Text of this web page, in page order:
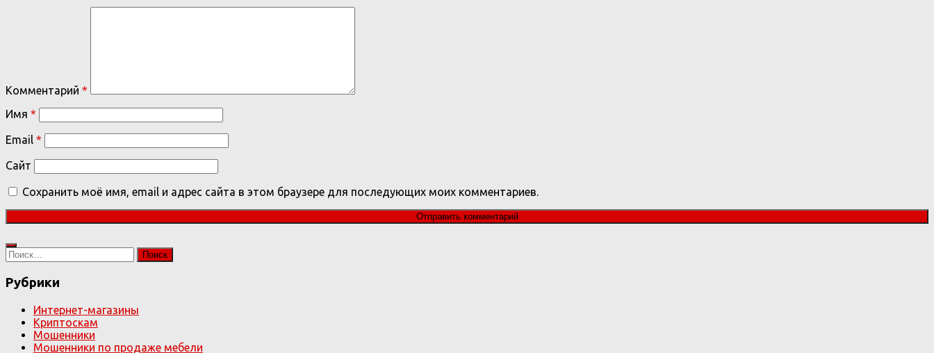
Комментарий *
Имя *
Email *
Сайт
Сохранить моё имя, email и адрес сайта в этом браузере для последующих моих комментариев.
Найти:
Рубрики
Интернет-магазины
Криптоскам
Мошенники
Мошенники по продаже мебели